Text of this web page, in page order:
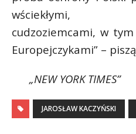
wściekłymi,
cudzoziemcami, w
Europejczykami” –
„NEW YORK TIMES”
JAROSŁAW KACZYŃSKI